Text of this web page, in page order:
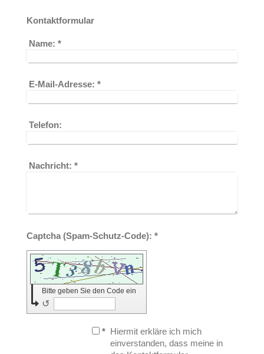
Kontaktformular
Name: *
E-Mail-Adresse: *
Telefon:
Nachricht: *
Captcha (Spam-Schutz-Code): *
Bitte geben Sie den Code ein
↺
* Hiermit erkläre ich mich
einverstanden, dass meine in